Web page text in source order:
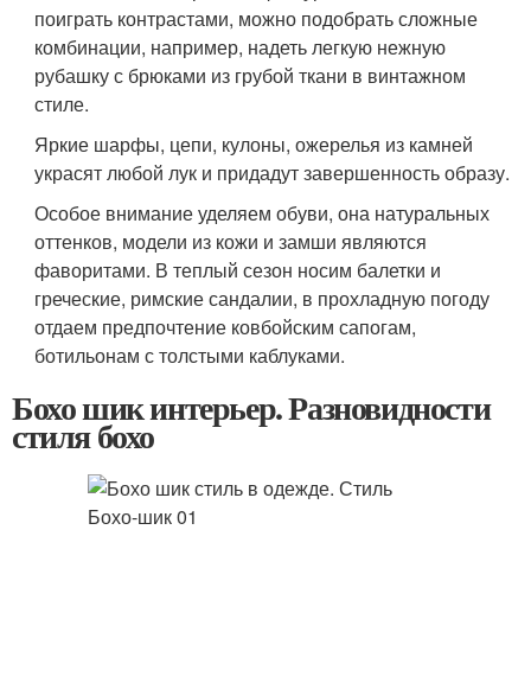
поиграть контрастами, можно подобрать сложные
комбинации, например, надеть легкую нежную
рубашку с брюками из грубой ткани в винтажном
стиле.
Яркие шарфы, цепи, кулоны, ожерелья из камней
украсят любой лук и придадут завершенность образу.
Особое внимание уделяем обуви, она натуральных
оттенков, модели из кожи и замши являются
фаворитами. В теплый сезон носим балетки и
греческие, римские сандалии, в прохладную погоду
отдаем предпочтение ковбойским сапогам,
ботильонам с толстыми каблуками.
Бохо шик интерьер. Разновидности
стиля бохо